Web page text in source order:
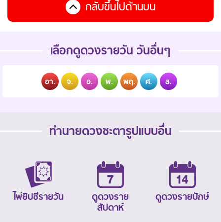
กลับขึ้นไปด้านบน
เลือกดูดวงรายวัน วันอื่นๆ
อา. จ. อ. พ. พฤ. ศ. ส.
ทำนายดวงชะตารูปแบบอื่น
ไพ่ยิปซีรายวัน
ดูดวงราย
สัปดาห์
ดูดวงรายปักษ์